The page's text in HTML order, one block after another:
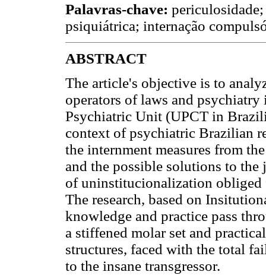
Palavras-chave:
psiquiátrica; internação
ABSTRACT
The article's objective is to
operators of laws and
Psychiatric Unit (UPCT in
context of psychiatric Brazilian
the internment measures from
and the possible solutions to
of uninstitucionalization obliged
The research, based on
knowledge and practice pass
a stiffened molar set and
structures, faced with the total
to the insane transgressor.